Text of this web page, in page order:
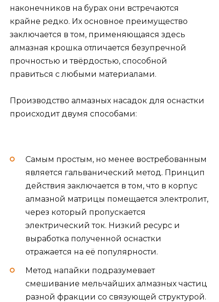
наконечников на бурах они встречаются
крайне редко. Их основное преимущество
заключается в том, применяющаяся здесь
алмазная крошка отличается безупречной
прочностью и твёрдостью, способной
правиться с любыми материалами.
Производство алмазных насадок для оснастки
происходит двумя способами:
Самым простым, но менее востребованным
является гальванический метод. Принцип
действия заключается в том, что в корпус
алмазной матрицы помещается электролит,
через который пропускается
электрический ток. Низкий ресурс и
выработка полученной оснастки
отражается на её популярности.
Метод напайки подразумевает
смешивание мельчайших алмазных частиц
разной фракции со связующей структурой.